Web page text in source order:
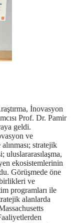
İnovasyon
Prof. Dr. Pamir
geldi.
ve
stratejik
uluslararasılaşma,
ekosistemlerinin
Görüşmede öne
birlikleri ve
programları ile
alanlarda